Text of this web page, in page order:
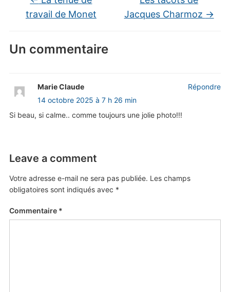
travail de Monet
Jacques Charmoz →
Un commentaire
Marie Claude
14 octobre 2025 à 7 h 26 min
Si beau, si calme.. comme toujours une jolie photo!!!
Répondre
Leave a comment
Votre adresse e-mail ne sera pas publiée. Les champs
obligatoires sont indiqués avec *
Commentaire *